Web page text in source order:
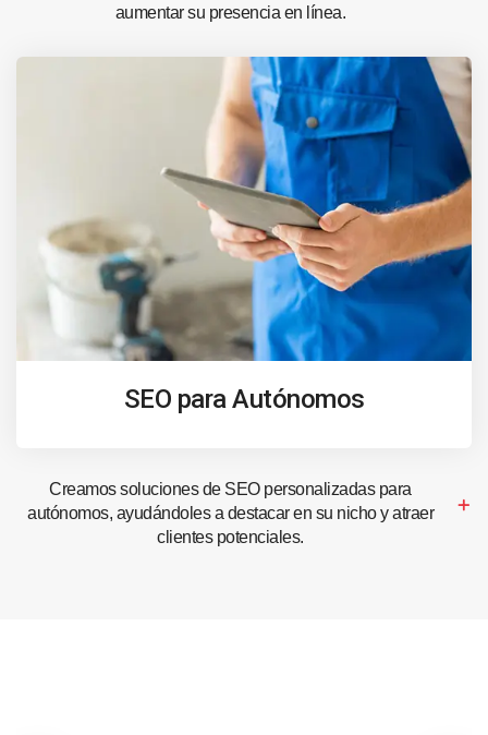
aumentar su presencia en línea.
SEO para Autónomos
Creamos soluciones de SEO personalizadas para
autónomos, ayudándoles a destacar en su nicho y atraer
clientes potenciales.